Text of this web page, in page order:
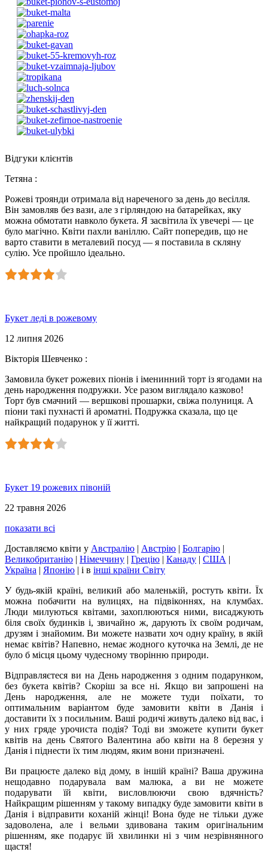
Відгуки клієнтів
Тетяна :
Рожеві троянди отримала від нареченого за день до весілля.
Він замовляв без вази, але з гірляндою на батарейках, яку
можна обмотати навколо букета. Я засвітила їх увечері — це
було магічно. Квіти пахли ваніллю. Сайт попередив, що не
варто ставити в металевий посуд — я поставила в скляну
сулію. Усе пройшло ідеально.
Букет леді в рожевому
12 липня 2026
Вікторія Шевченко :
Замовила букет рожевих піонів і іменинний торт із ягодами на
день народження подружки. Усе разом виглядало казково!
Торт був смачний — вершкові прошарки, свіжа полуниця. А
піони такі пухнасті й ароматні. Подружка сказала, що це
найкращий подарунок у її житті.
Букет 19 рожевих півоній
22 травня 2026
показати всі
Доставляємо квіти у Австралію | Австрію | Болгарію |
Великобританію | Німеччину | Грецію | Канаду | США |
Україна | Японію | і в інші країни Світу
У будь-якій країні, великий або маленькій, ростуть квіти. Їх
можна побачити на вулицях, на підвіконнях, на клумбах.
Люди милуються квітами, захоплюються ними, висаджують
біля своїх будинків і, звичайно ж, дарують їх своїм родичам,
друзям і знайомим. Ви можете назвати хоч одну країну, в якій
немає квітів? Напевно, немає жодного куточка на Землі, де не
було б місця цьому чудесному творінню природи.
Відправляєтеся ви на День народження з одним подарунком,
без букета квітів? Скоріш за все ні. Якщо ви запрошені на
День народження, але не можете туди поїхати, то
оптимальним варіантом буде замовити квіти в Данія і
доставити їх з посильним. Ваші родичі живуть далеко від вас, і
у них гряде урочиста подія? Тоді ви зможете купити букет
квітів на день Святого Валентина або квіти на 8 березня у
Данія і піднести їх тим людям, яким вони призначені.
Ви працюєте далеко від дому, в іншій країні? Ваша дружина
нещодавно подарувала вам малюка, а ви не можете
подарувати їй квіти, висловлюючи свою вдячність?
Найкращим рішенням у такому випадку буде замовити квіти в
Данія і відправити коханій жінці! Вона буде не тільки дуже
задоволена, але і вельми здивована таким оригінальним
рішенням, яке подарує їй хвилинки ні з чим незрівнянного
щастя!